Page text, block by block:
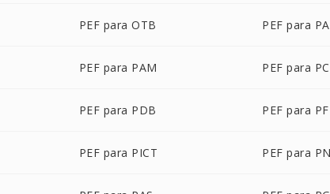
PEF para OTB PEF para
PEF para PAM PEF para
PEF para PDB PEF para
PEF para PICT PEF para